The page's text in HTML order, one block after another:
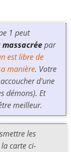
1 peut
par
est libre de
manière. Votre
d'une
démons). Et
meilleur.
les
carte ci-